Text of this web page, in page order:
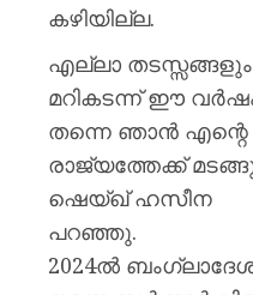
കഴിയില്ല.
എല്ലാ തടസ്സങ്ങളും
മറികടന്ന് ഈ
തന്നെ ഞാന്‍ എന്റെ
രാജ്യത്തേക്ക്
ഷെയ്ഖ് ഹസീന
പറഞ്ഞു.
2024ല്‍